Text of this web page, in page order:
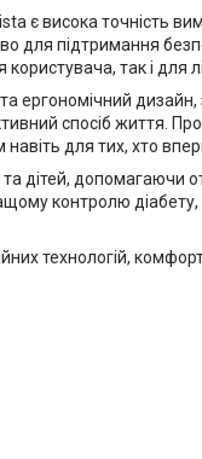
є висока точність
для підтримання
так і для
ергономічний
спосіб життя.
для тих, хто
дітей, допомагаючи
контролю
технологій,